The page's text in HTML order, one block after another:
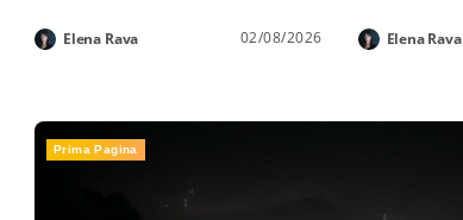
Elena Rava 02/08/2026 Elena Rava
Prima Pagina